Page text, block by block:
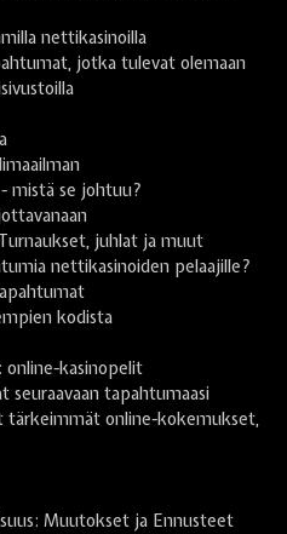
nettikasinoilla
jotka tulevat olemaan
mistä se johtuu?
juhlat ja muut
nettikasinoiden pelaajille?
kodista
online-kasinopelit
seuraavaan tapahtumaasi
tärkeimmät online-kokemukset,
Muutokset ja Ennusteet